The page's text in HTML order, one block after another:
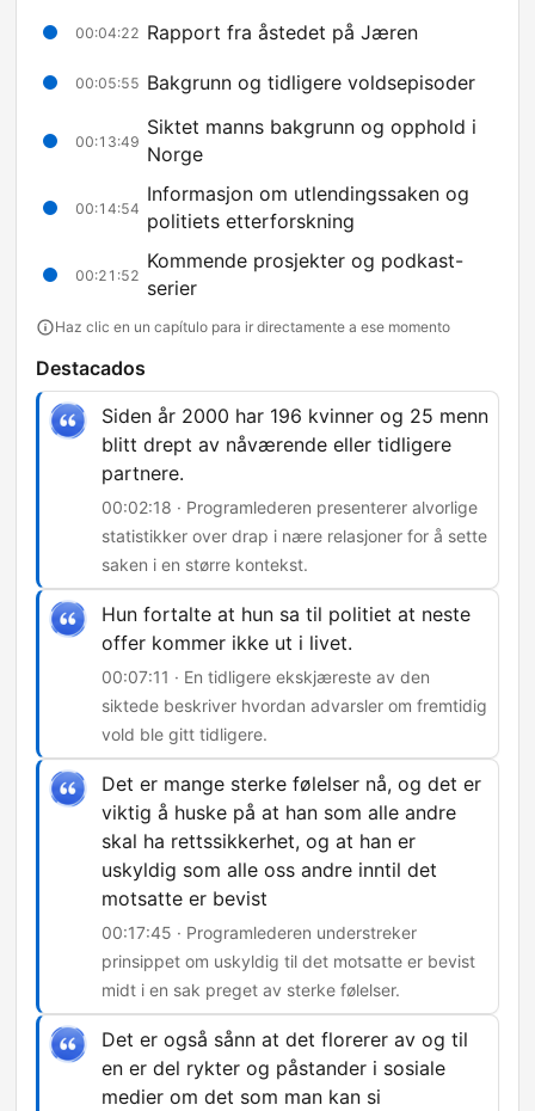
00:04:22 Rapport fra åstedet på Jæren
00:05:55 Bakgrunn og tidligere voldsepisoder
00:13:49
Siktet manns bakgrunn og opphold i
Norge
00:14:54
Informasjon om utlendingssaken og
politiets etterforskning
00:21:52
Kommende prosjekter og podkast-
serier
Haz clic en un capítulo para ir directamente a ese momento
Destacados
Siden år 2000 har 196 kvinner og 25 menn
blitt drept av nåværende eller tidligere
partnere.
00:02:18 · Programlederen presenterer alvorlige
statistikker over drap i nære relasjoner for å sette
saken i en større kontekst.
Hun fortalte at hun sa til politiet at neste
offer kommer ikke ut i livet.
00:07:11 · En tidligere ekskjæreste av den
siktede beskriver hvordan advarsler om fremtidig
vold ble gitt tidligere.
Det er mange sterke følelser nå, og det er
viktig å huske på at han som alle andre
skal ha rettssikkerhet, og at han er
uskyldig som alle oss andre inntil det
motsatte er bevist
00:17:45 · Programlederen understreker
prinsippet om uskyldig til det motsatte er bevist
midt i en sak preget av sterke følelser.
Det er også sånn at det florerer av og til
en er del rykter og påstander i sosiale
medier om det som man kan si